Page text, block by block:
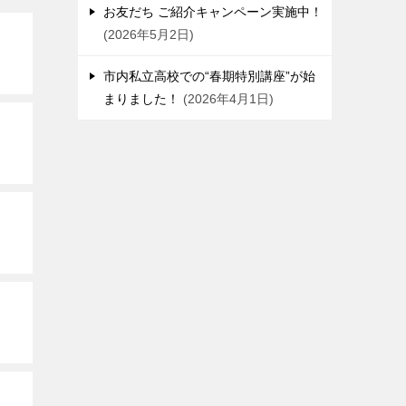
お友だち ご紹介キャンペーン実施中！
2026年5月2日
市内私立高校での“春期特別講座”が始
まりました！
2026年4月1日